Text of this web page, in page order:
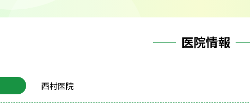
医院情報
西村医院